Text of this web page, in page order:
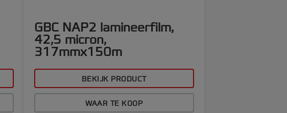
GBC NAP2 lamineerfilm,
42,5 micron,
317mmx150m
BEKIJK PRODUCT
WAAR TE KOOP